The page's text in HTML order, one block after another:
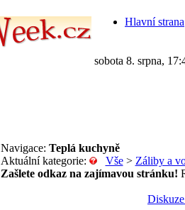
Hlavní strana
sobota 8. srpna,
Navigace: Teplá kuchyně
Aktuální kategorie: Vše> Záliby a
Zašlete odkaz na zajímavou stránku!